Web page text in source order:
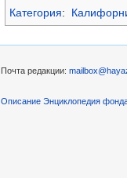
Категория:
Почта редакции:
Описание Энциклопедия